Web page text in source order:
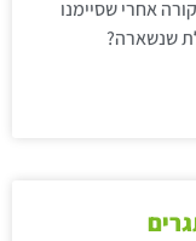
אחרי שסיימנו
שנשארה?